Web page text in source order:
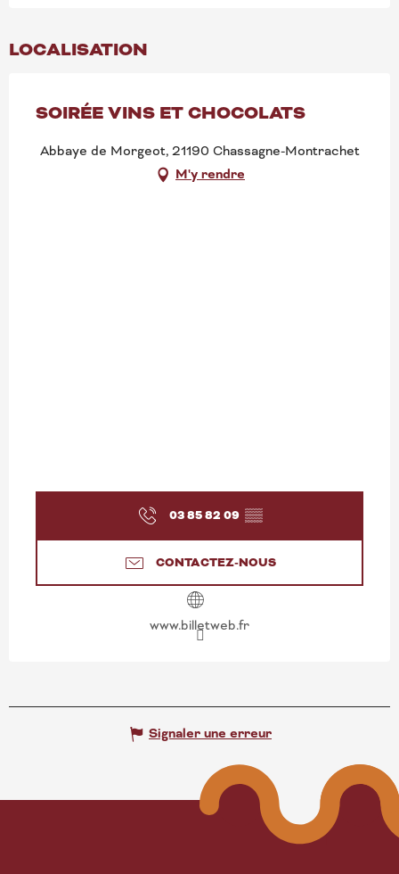
LOCALISATION
SOIRÉE VINS ET CHOCOLATS
Abbaye de Morgeot, 21190 Chassagne-Montrachet
M'y rendre
03 85 82 09 ▒▒
CONTACTEZ-NOUS
www.billetweb.fr
Signaler une erreur